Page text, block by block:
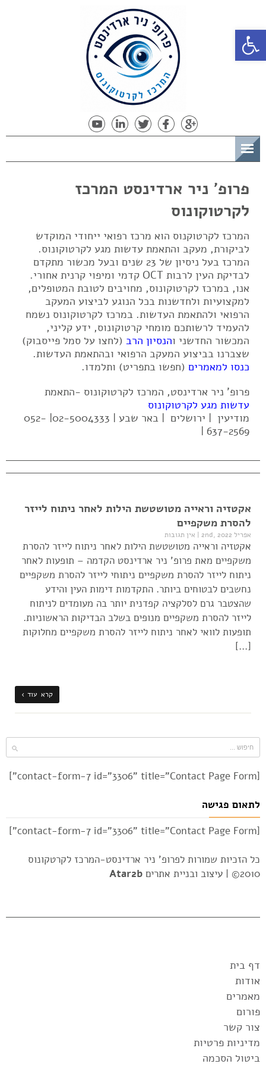
פתח סרגל נגישות
פרופ' ניר ארדינסט המרכז
לקרטוקונוס
המרכז לקרטוקנוס הוא מרכז רפואי ייחודי המוקדש
לביקורת, מעקב והתאמת עדשות מגע לקרטוקונוס.
המרכז בעל ניסיון של 23 שנים ובעל מכשור מתקדם
לבדיקת העין לרבות OCT קדמי ומיפוי קרנית אחורי.
אנו, במרכז לקרטוקונוס, מחויבים לטובת המטופלים,
למקצועיות ולחדשנות בכל הנוגע לביצוע המעקב
הרפואי ולהתאמת העדשות. במרכז לקרטוקונוס נשמח
להעמיד לרשותכם מומחי קרטוקונוס, ידע קליני,
המכשור החדשני והנסיון הרב (לחצו על סמל פייסבוק)
שצברנו בביצוע המעקב הרפואי ובהתאמת העדשות.
כנסו למאמרים (חפשו בתפריט) ותלמדו.
פרופ' ניר ארדינסט, המרכז לקרטוקונוס -התאמת
עדשות מגע לקרטוקונוס
מודיעין | ירושלים | באר שבע | 02-5004333| 052-
637-2569 |
אקטזיה וראייה מטושטשת הילות לאחר ניתוח לייזר
להסרת משקפיים
אפריל 2nd, 2022 | אין תגובות
אקטזיה וראייה מטושטשת הילות לאחר ניתוח לייזר להסרת
משקפיים מאת פרופ' ניר ארדינסט הקדמה – תופעות לאחר
ניתוח לייזר להסרת משקפיים ניתוחי לייזר להסרת משקפיים
נחשבים לבטוחים ביותר. התקדמות דימות העין והידע
שהצטבר גרם לסלקציה קפדנית יותר בה מעומדים לניתוח
לייזר להסרת משקפיים מנופים בשלב הבדיקות הראשוניות.
תופעות לוואי לאחר ניתוח לייזר להסרת משקפיים מחלוקות
[…]
קרא עוד ›
[contact-form-7 id="3306" title="Contact Page Form"]
לתאום פגישה
[contact-form-7 id="3306" title="Contact Page Form"]
כל הזכיות שמורות לפרופ' ניר ארדינסט-המרכז לקרטקונוס
2010© |
עיצוב ובניית אתרים Atar2b
דף בית
אודות
מאמרים
פורום
צור קשר
מדיניות פרטיות
ביטול הסכמה